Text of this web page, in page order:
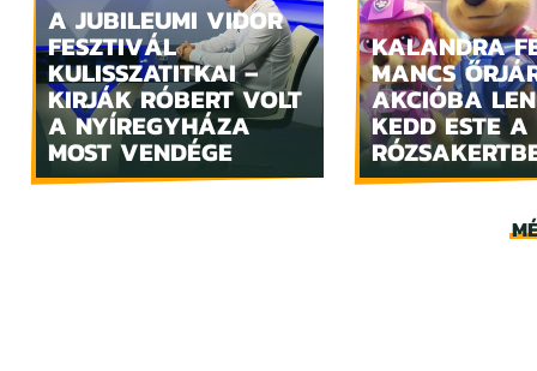
A JUBILEUMI VIDOR
FESZTIVÁL
KULISSZATITKAI –
KIRJÁK RÓBERT VOLT
A NYÍREGYHÁZA
MOST VENDÉGE
KALANDRA
MANCS
AKCIÓBA
KEDD ESTE A